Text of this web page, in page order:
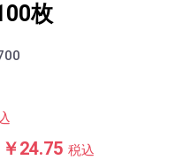
枚
￥24.75 税込